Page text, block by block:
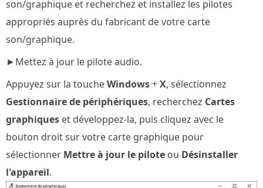
son/graphique et recherchez et installez les pilotes
appropriés auprès du fabricant de votre carte
son/graphique.
►Mettez à jour le pilote audio.
Appuyez sur la toucheWindows+X, sélectionnez
Gestionnaire de périphériques, recherchez Cartes
graphiques et développez-la, puis cliquez avec le
bouton droit sur votre carte graphique pour
sélectionner Mettre à jour le pilote ou Désinstaller
l'appareil.